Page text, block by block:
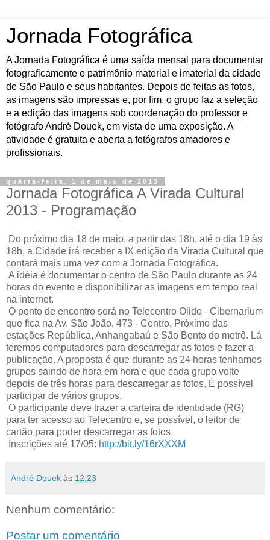
Jornada Fotográfica
A Jornada Fotográfica é uma saída mensal para documentar
fotograficamente o patrimônio material e imaterial da cidade
de São Paulo e seus habitantes. Depois de feitas as fotos,
as imagens são impressas e, por fim, o grupo faz a seleção
e a edição das imagens sob coordenação do professor e
fotógrafo André Douek, em vista de uma exposição. A
atividade é gratuita e aberta a fotógrafos amadores e
profissionais.
quarta-feira, 1 de maio de 2013
Jornada Fotográfica A Virada Cultural
2013 - Programação
Do próximo dia 18 de maio, a partir das 18h, até o dia 19 às
18h, a Cidade irá receber a IX edição da Virada Cultural que
contará mais uma vez com a Jornada Fotográfica.
A idéia é documentar o centro de São Paulo durante as 24
horas do evento e disponibilizar as imagens em tempo real
na internet.
O ponto de encontro será no Telecentro Olido - Cibernarium
que fica na Av. São João, 473 - Centro. Próximo das
estações República, Anhangabaú e São Bento do metrô. Lá
teremos computadores para descarregar as fotos e fazer a
publicação. A proposta é que durante as 24 horas tenhamos
grupos saindo de hora em hora e que cada grupo volte
depois de três horas para descarregar as fotos. É possível
participar de vários grupos.
O participante deve trazer a carteira de identidade (RG)
para ter acesso ao Telecentro e, se possível, o leitor de
cartão para poder descarregar as fotos.
Inscrições até 17/05: http://bit.ly/16rXXXM
André Douek às 12:23
Nenhum comentário:
Postar um comentário